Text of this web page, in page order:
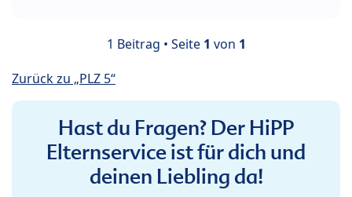
1 Beitrag • Seite 1 von 1
Zurück zu „PLZ 5“
Hast du Fragen? Der HiPP
Elternservice ist für dich und
deinen Liebling da!